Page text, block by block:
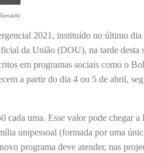
2021, instituído no último dia
da União (DOU), na tarde desta
em programas sociais como o
a partir do dia 4 ou 5 de abril,
uma. Esse valor pode chegar a
unipessoal (formada por uma
programa deve atender, nas